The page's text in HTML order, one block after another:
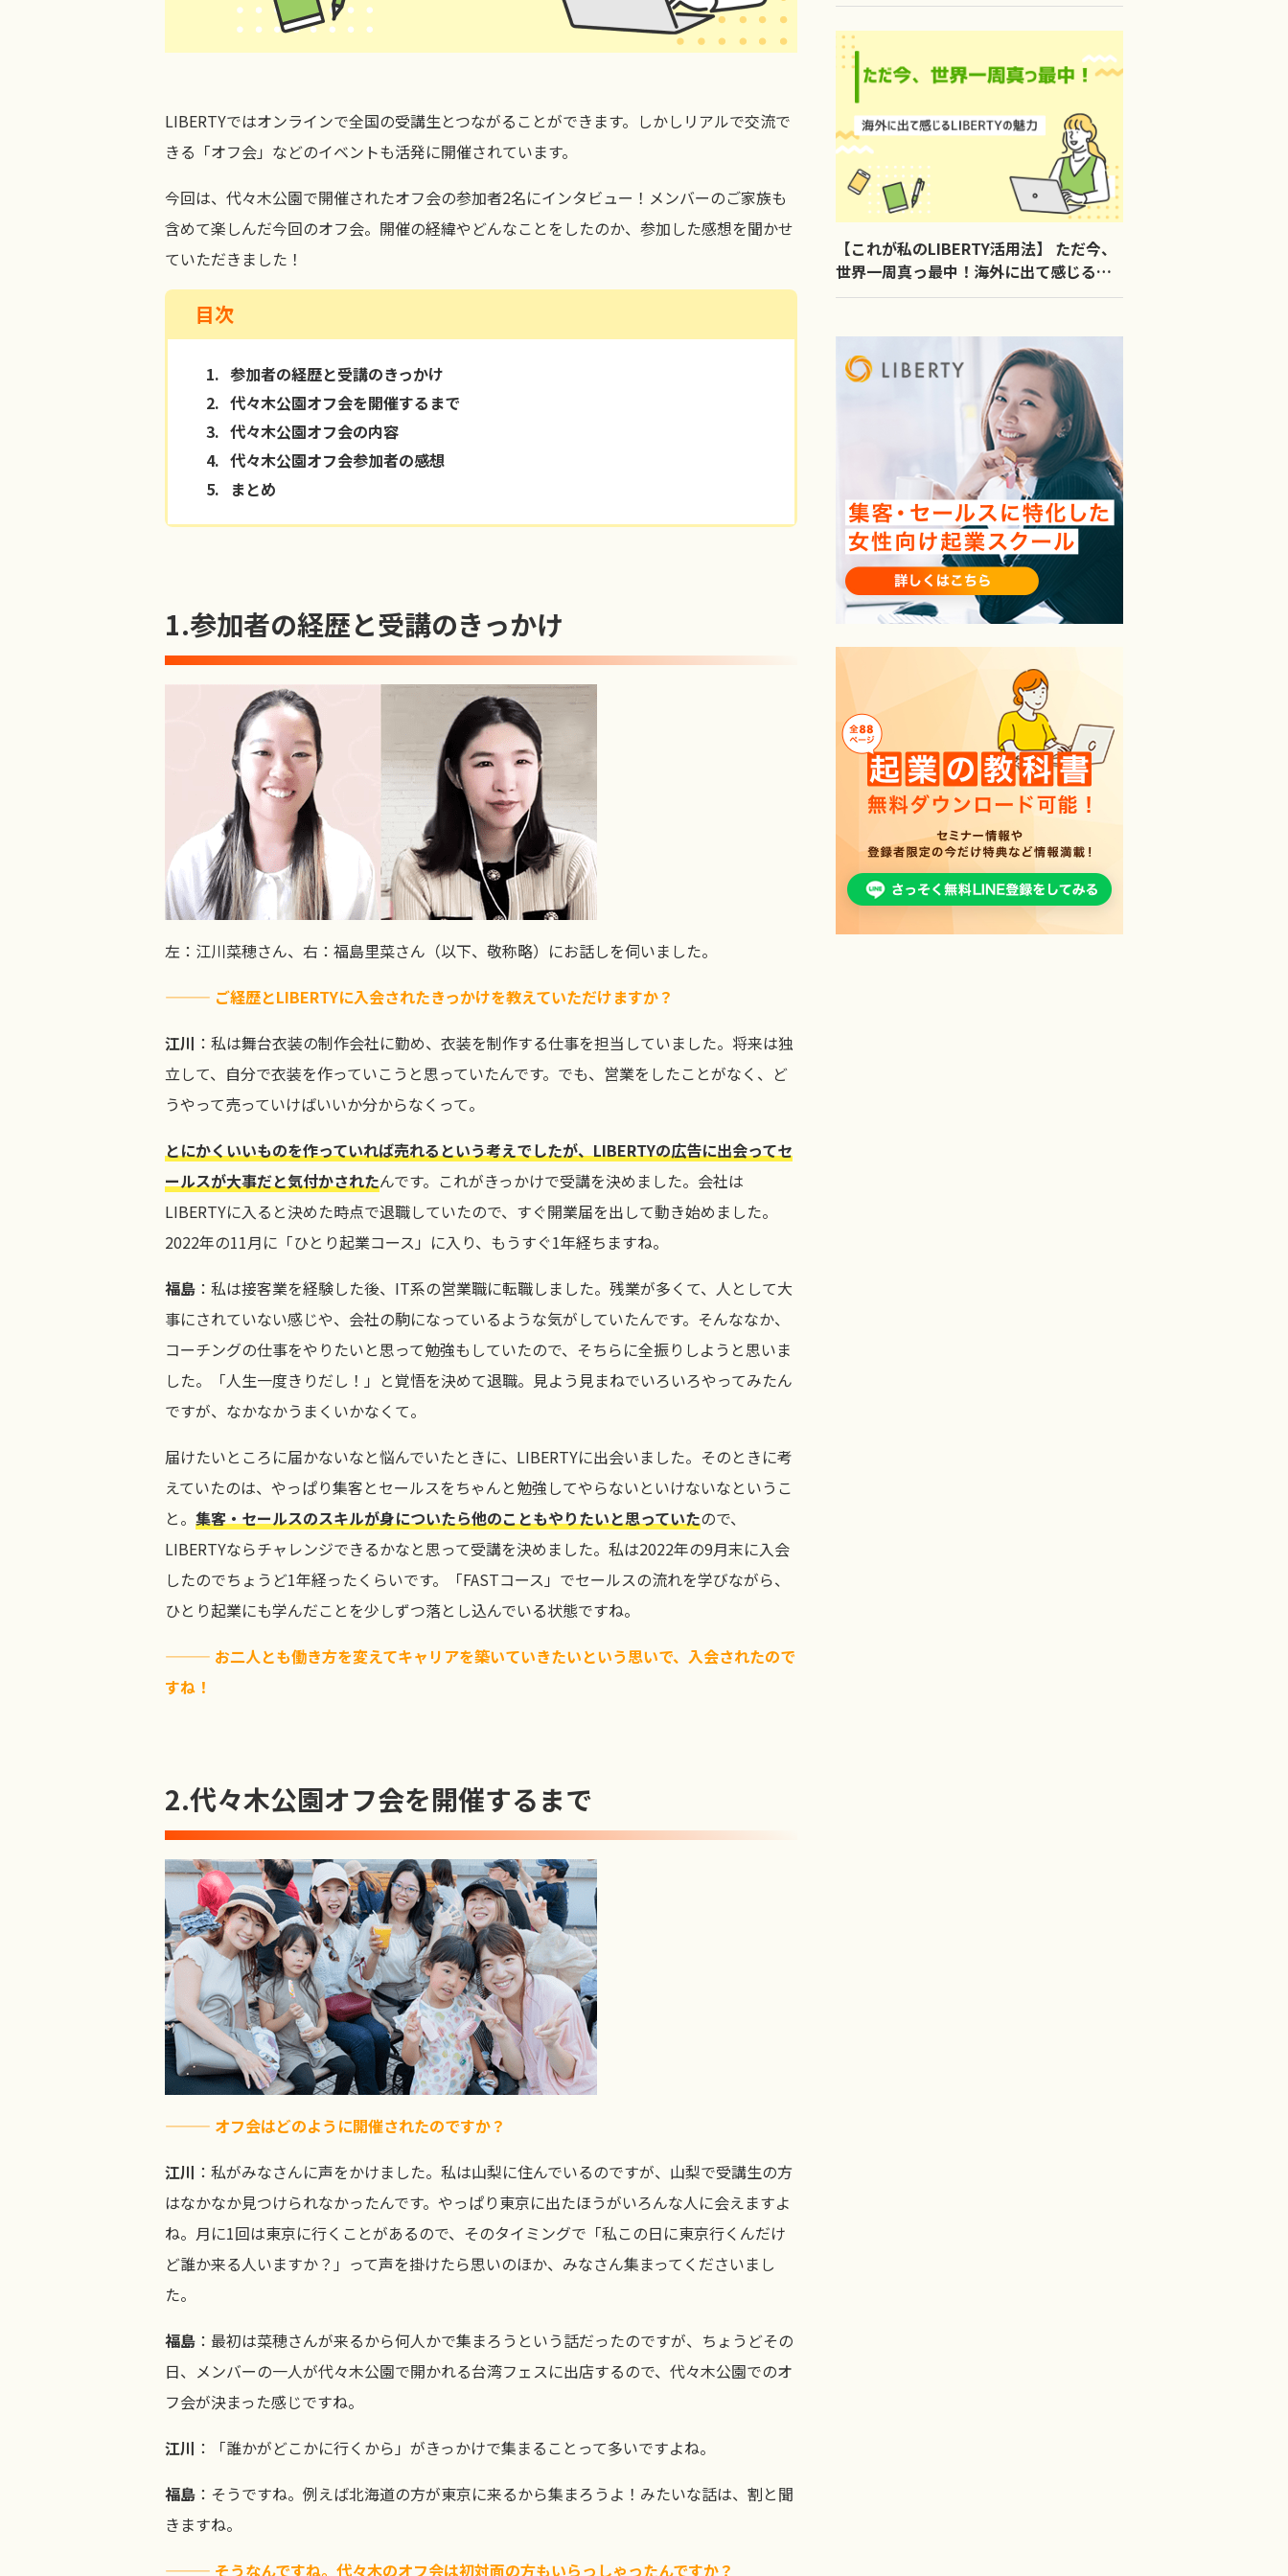
LIBERTYではオンラインで全国の受講生とつながることができます。しかしリアルで交流で
きる「オフ会」などのイベントも活発に開催されています。
今回は、代々木公園で開催されたオフ会の参加者2名にインタビュー！メンバーのご家族も
含めて楽しんだ今回のオフ会。開催の経緯やどんなことをしたのか、参加した感想を聞かせ
ていただきました！
目次
1. 参加者の経歴と受講のきっかけ
2. 代々木公園オフ会を開催するまで
3. 代々木公園オフ会の内容
4. 代々木公園オフ会参加者の感想
5.
まとめ
1.参加者の経歴と受講のきっかけ
左：江川菜穂さん、右：福島里菜さん（以下、敬称略）にお話しを伺いました。
——— ご経歴とLIBERTYに入会されたきっかけを教えていただけますか？
江川 ：私は舞台衣装の制作会社に勤め、衣装を制作する仕事を担当していました。将来は独
立して、自分で衣装を作っていこうと思っていたんです。でも、営業をしたことがなく、ど
うやって売っていけばいいか分からなくって。
とにかくいいものを作っていれば売れるという考えでしたが、LIBERTYの広告に出会ってセ
ールスが大事だと気付かされたんです。これがきっかけで受講を決めました。会社は
LIBERTYに入ると決めた時点で退職していたので、すぐ開業届を出して動き始めました。
2022年の11月に「ひとり起業コース」に入り、もうすぐ1年経ちますね。
福島 ：私は接客業を経験した後、IT系の営業職に転職しました。残業が多くて、人として大
事にされていない感じや、会社の駒になっているような気がしていたんです。そんななか、
コーチングの仕事をやりたいと思って勉強もしていたので、そちらに全振りしようと思いま
した。「人生一度きりだし！」と覚悟を決めて退職。見よう見まねでいろいろやってみたん
ですが、なかなかうまくいかなくて。
届けたいところに届かないなと悩んでいたときに、LIBERTYに出会いました。そのときに考
えていたのは、やっぱり集客とセールスをちゃんと勉強してやらないといけないなというこ
と。 集客・セールスのスキルが身についたら他のこともやりたいと思っていたので、
LIBERTYならチャレンジできるかなと思って受講を決めました。私は2022年の9月末に入会
したのでちょうど1年経ったくらいです。「FASTコース」でセールスの流れを学びながら、
ひとり起業にも学んだことを少しずつ落とし込んでいる状態ですね。
——— お二人とも働き方を変えてキャリアを築いていきたいという思いで、入会されたので
すね！
2.代々木公園オフ会を開催するまで
——— オフ会はどのように開催されたのですか？
江川 ：私がみなさんに声をかけました。私は山梨に住んでいるのですが、山梨で受講生の方
はなかなか見つけられなかったんです。やっぱり東京に出たほうがいろんな人に会えますよ
ね。月に1回は東京に行くことがあるので、そのタイミングで「私この日に東京行くんだけ
ど誰か来る人いますか？」って声を掛けたら思いのほか、みなさん集まってくださいまし
た。
福島 ：最初は菜穂さんが来るから何人かで集まろうという話だったのですが、ちょうどその
日、メンバーの一人が代々木公園で開かれる台湾フェスに出店するので、代々木公園でのオ
フ会が決まった感じですね。
江川 ：「誰かがどこかに行くから」がきっかけで集まることって多いですよね。
福島 ：そうですね。例えば北海道の方が東京に来るから集まろうよ！みたいな話は、割と聞
きますね。
——— そうなんですね。代々木のオフ会は初対面の方もいらっしゃったんですか？
【これが私のLIBERTY活用法】 ただ今、
世界一周真っ最中！海外に出て感じる
LIBERTYの魅力